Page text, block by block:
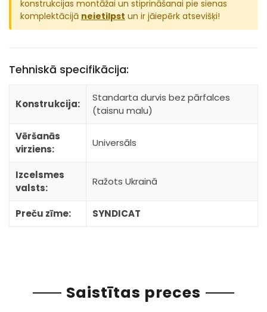
konstrukcijas montāžai un stiprināšanai pie sienas
komplektācijā neietilpst un ir jāiepērk atsevišķi!
Tehniskā specifikācija:
Konstrukcija:
Standarta durvis bez pārfalces
(taisnu malu)
Vēršanās
virziens:
Universāls
Izcelsmes
valsts:
Ražots Ukrainā
Preču zīme: SYNDICAT
Saistītas preces